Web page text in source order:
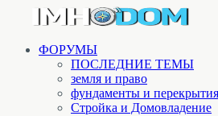
ФОРУМЫ
ПОСЛЕДНИЕ ТЕМЫ
земля и право
фундаменты и перекрытия
Стройка и Домовладение